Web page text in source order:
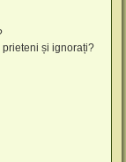
și ignorați?